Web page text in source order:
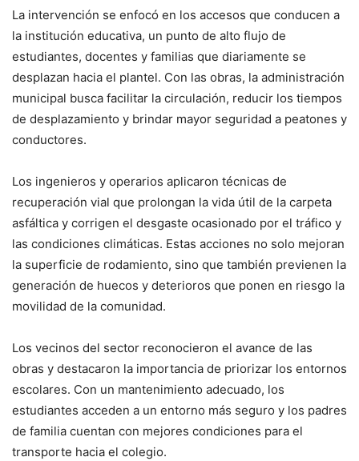
La intervención se enfocó en los accesos que conducen a
la institución educativa, un punto de alto flujo de
estudiantes, docentes y familias que diariamente se
desplazan hacia el plantel. Con las obras, la administración
municipal busca facilitar la circulación, reducir los tiempos
de desplazamiento y brindar mayor seguridad a peatones y
conductores.
Los ingenieros y operarios aplicaron técnicas de
recuperación vial que prolongan la vida útil de la carpeta
asfáltica y corrigen el desgaste ocasionado por el tráfico y
las condiciones climáticas. Estas acciones no solo mejoran
la superficie de rodamiento, sino que también previenen la
generación de huecos y deterioros que ponen en riesgo la
movilidad de la comunidad.
Los vecinos del sector reconocieron el avance de las
obras y destacaron la importancia de priorizar los entornos
escolares. Con un mantenimiento adecuado, los
estudiantes acceden a un entorno más seguro y los padres
de familia cuentan con mejores condiciones para el
transporte hacia el colegio.